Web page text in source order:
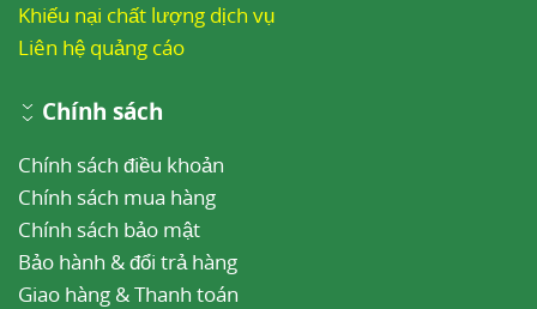
Khiếu nại chất lượng dịch vụ
Liên hệ quảng cáo
Chính sách
Chính sách điều khoản
Chính sách mua hàng
Chính sách bảo mật
Bảo hành & đổi trả hàng
Giao hàng & Thanh toán